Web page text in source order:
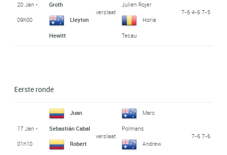
20 Jan -
09h00
Groth
Lleyton
Hewitt
verslaat
Julien Rojer
Horia
Tecau
7-6 4-6 7-5
Eerste ronde
17 Jan -
01h10
Juan
Sebastián Cabal
Robert
verslaat
Marc
Polmans
Andrew
7-6 7-6